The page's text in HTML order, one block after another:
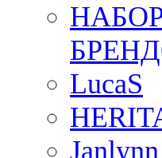
LucaS
Janlynn